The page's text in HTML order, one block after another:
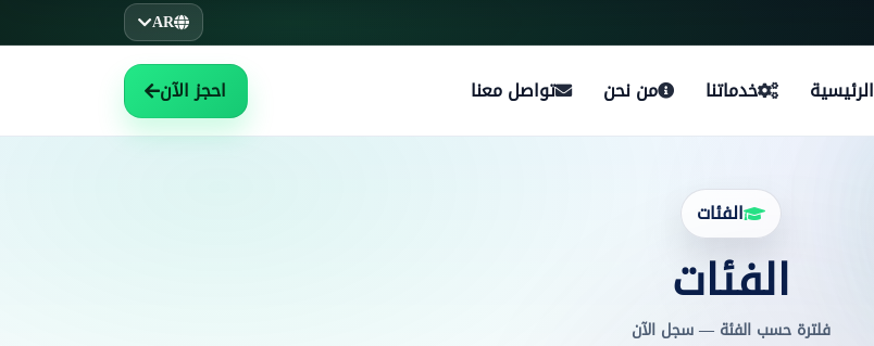
AR
الرئيسية خدماتنا من نحن تواصل معنا احجز الآن
الفئات
الفئات
فلترة حسب الفئة — سجل الآن